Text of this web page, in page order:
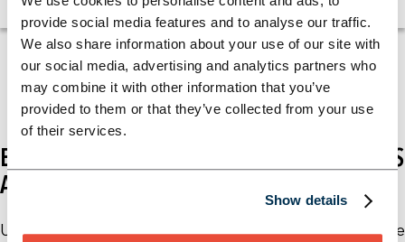
provide social media features and to analyse our traffic.
We also share information about your use of our site with
our social media, advertising and analytics partners who
may combine it with other information that you’ve
provided to them or that they’ve collected from your use
of their services.
Show details
EXZELLENZ ALS STANDARD – NICHT ALS
AUSNAHME
Unsere Erfahrung zeigt: Banken und Sparkassen, die